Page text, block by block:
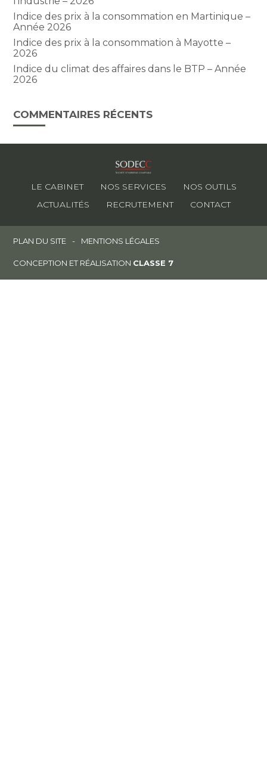
Indice des prix à la consommation en Martinique –
Année 2026
Indice des prix à la consommation à Mayotte –
2026
Indice du climat des affaires dans le BTP – Année
2026
COMMENTAIRES RÉCENTS
Footer
LE CABINET NOS SERVICES
NOS OUTILS
ACTUALITÉS
RECRUTEMENT CONTACT
Footer
PLAN DU SITE MENTIONS LÉGALES
CONCEPTION ET RÉALISATION CLASSE 7